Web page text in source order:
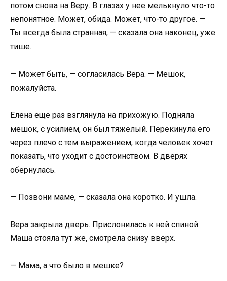
потом снова на Веру. В глазах у нее мелькнуло что-то
непонятное. Может, обида. Может, что-то другое. —
Ты всегда была странная, — сказала она наконец, уже
тише.
— Может быть, — согласилась Вера. — Мешок,
пожалуйста.
Елена еще раз взглянула на прихожую. Подняла
мешок, с усилием, он был тяжелый. Перекинула его
через плечо с тем выражением, когда человек хочет
показать, что уходит с достоинством. В дверях
обернулась.
— Позвони маме, — сказала она коротко. И ушла.
Вера закрыла дверь. Прислонилась к ней спиной.
Маша стояла тут же, смотрела снизу вверх.
— Мама, а что было в мешке?